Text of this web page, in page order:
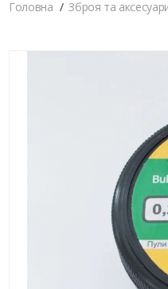
Головна Зброя та